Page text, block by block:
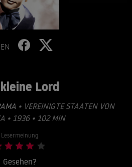
Lord
• VEREINIGTE STAATEN VON
• 1936 • 102 MIN
Lesermeinung
Gesehen?